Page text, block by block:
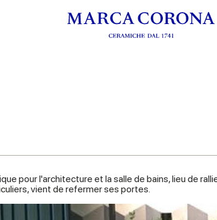
pour l'architecture et la salle de bains, lieu de
vient de refermer ses portes.